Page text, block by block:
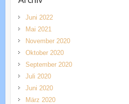
Juni 2022
Mai 2021
November 2020
Oktober 2020
September 2020
Juli 2020
Juni 2020
März 2020